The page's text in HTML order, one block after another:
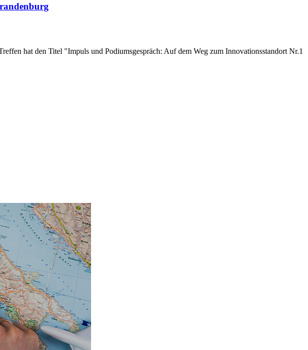
hat den Titel "Impuls und Podiumsgespräch: Auf dem Weg zum Innovationsstandort Nr.1